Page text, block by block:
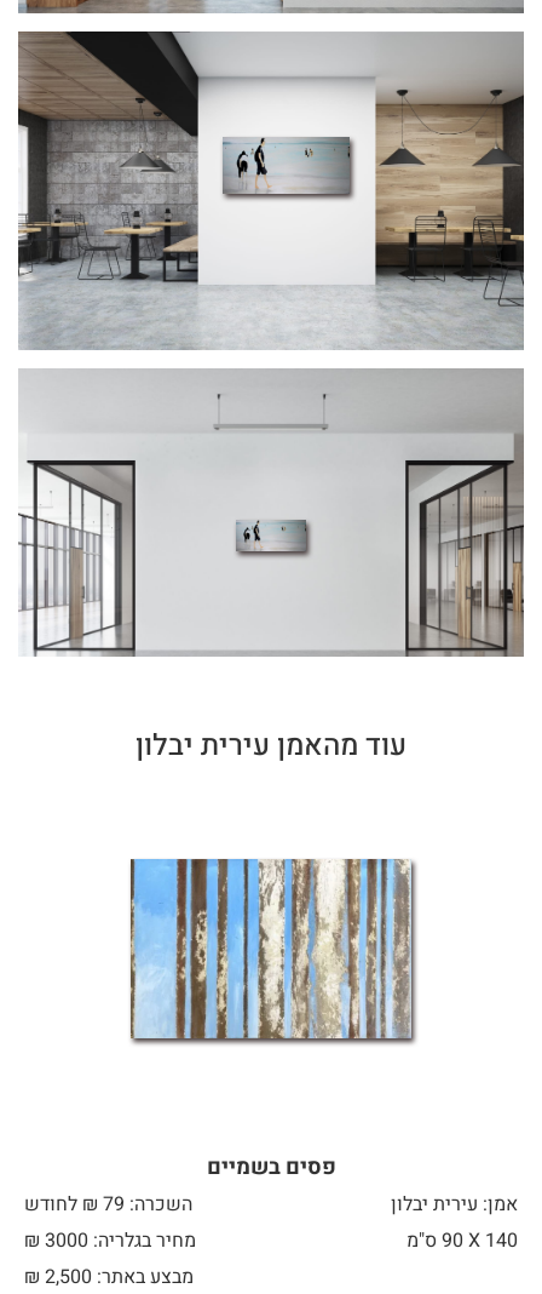
עוד מהאמן עירית יבלון
פסים בשמיים
אמן: עירית יבלון
השכרה: 79 ₪ לחודש
140 X
מחיר בגלריה: 3000 ₪
מבצע באתר:
₪ 2,500